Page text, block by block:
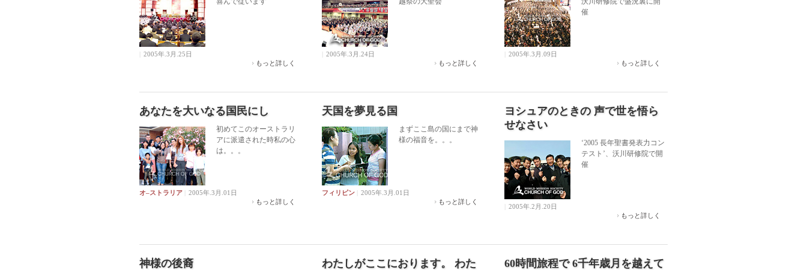
2005年.3月.25日
もっと詳しく
2005年.3月.24日
もっと詳しく
催
2005年.3月.09日
もっと詳しく
あなたを大いなる国民にし
初めてこのオーストラリ
アに派遣された時私の心
は。。。
オ–ストラリア
2005年.3月.01日
もっと詳しく
天国を夢見る国
まずここ島の国にまで神
様の福音を。。。
フィリピン
2005年.3月.01日
もっと詳しく
ヨシュアのときの 声で世を悟ら
せなさい
‘2005 長年聖書発表力コン
テスト’、沃川研修院で開
催
2005年.2月.20日
もっと詳しく
神様の後裔
わたしがここにおります。 わた
60時間旅程で 6千年歳月を越えて